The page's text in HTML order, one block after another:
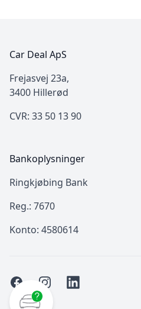
Car Deal ApS
Frejasvej 23a,
3400 Hillerød
CVR: 33 50 13 90
Bankoplysninger
Ringkjøbing Bank
Reg.: 7670
Konto: 4580614
FacebookInstagramLinkedIn